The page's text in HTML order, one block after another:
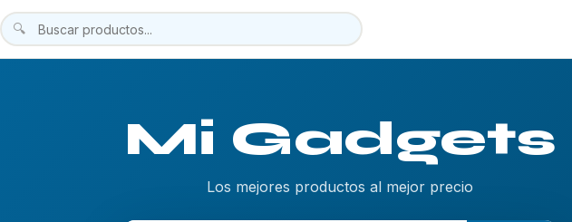
🔍
Mi Gadgets
Los mejores productos al mejor precio